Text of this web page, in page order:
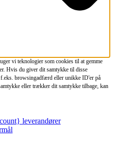
vi teknologier som cookies til at gemme
Hvis du giver dit samtykke til disse
browsingadfærd eller unikke ID'er på
eller trækker dit samtykke tilbage, kan
leverandører